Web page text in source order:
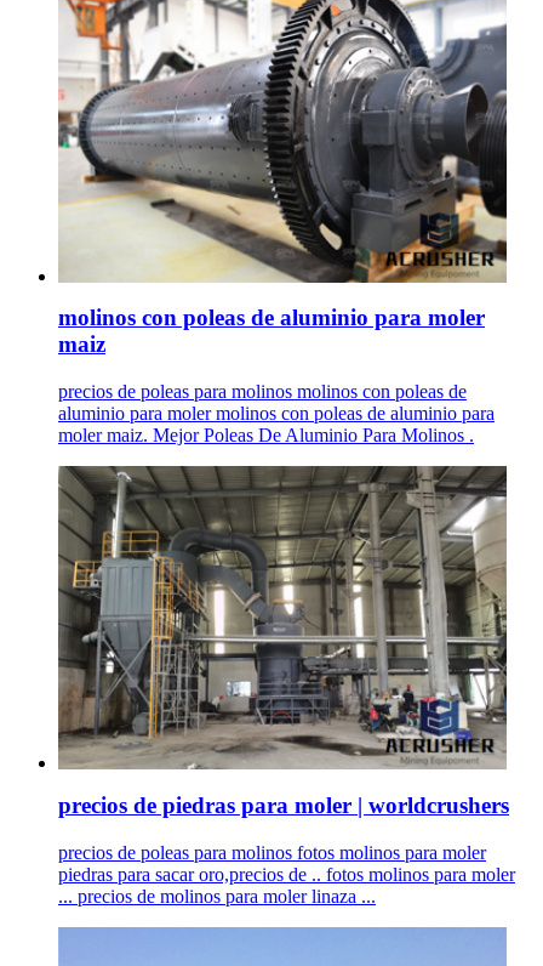
molinos con poleas de aluminio para moler
maiz
precios de poleas para molinos molinos con poleas de
aluminio para moler molinos con poleas de aluminio para
moler maiz. Mejor Poleas De Aluminio Para Molinos .
precios de piedras para moler | worldcrushers
precios de poleas para molinos fotos molinos para moler
piedras para sacar oro,precios de .. fotos molinos para moler
... precios de molinos para moler linaza ...